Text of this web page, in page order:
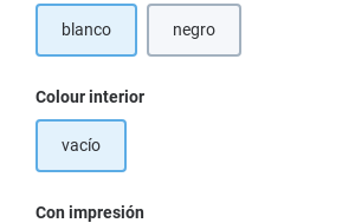
blanco negro
Seleccione
Colour interior
vacío
Seleccione
Con impresión